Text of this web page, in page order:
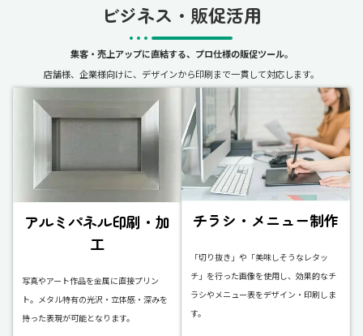
ビジネス・販促活用
集客・売上アップに直結する、プロ仕様の販促ツール。
店舗様、企業様向けに、デザインから印刷まで一貫して対応します。
アルミパネル印刷・加
工
写真やアート作品を金属に直接プリン
ト。メタル特有の光沢・立体感・深みを
持った表現が可能となります。
チラシ・メニュー制作
「切り抜き」や「美味しそうなレタッ
チ」を行った画像を使用し、効果的なチ
ラシやメニュー表をデザイン・印刷しま
す。